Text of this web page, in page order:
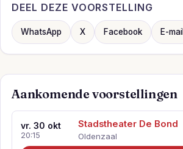
DEEL DEZE VOORSTELLING
WhatsApp X Facebook E-mail
Aankomende voorstellingen
vr. 30 okt
20:15
Stadstheater De Bond
Oldenzaal